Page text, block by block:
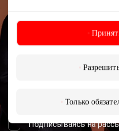
Только
Подписываясь на